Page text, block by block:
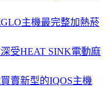
主機最完整加熱菸
受HEAT SINK電動麻
賣新型的IQOS主機